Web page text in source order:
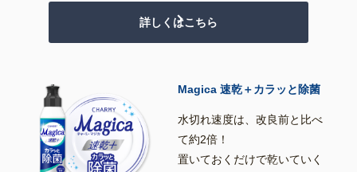
詳しくはこちら
Magica 速乾＋カラッと除菌
水切れ速度は、改良前と比べ
て約2倍！
置いておくだけで乾いていく